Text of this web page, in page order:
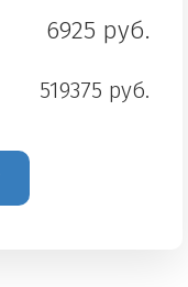
6925 руб.
519375 руб.